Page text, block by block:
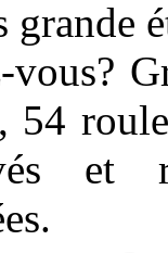
grande
vous?
54
et